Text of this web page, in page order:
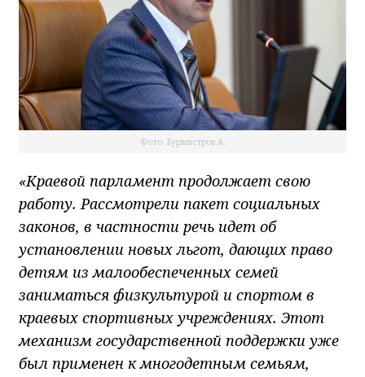
Фото: Бурмистров А.
«Краевой парламент продолжает свою
работу. Рассмотрели пакет социальных
законов, в частности речь идет об
установлении новых льгот, дающих право
детям из малообеспеченных семей
заниматься физкультурой и спортом в
краевых спортивных учреждениях. Этот
механизм государственной поддержки уже
был применен к многодетным семьям,